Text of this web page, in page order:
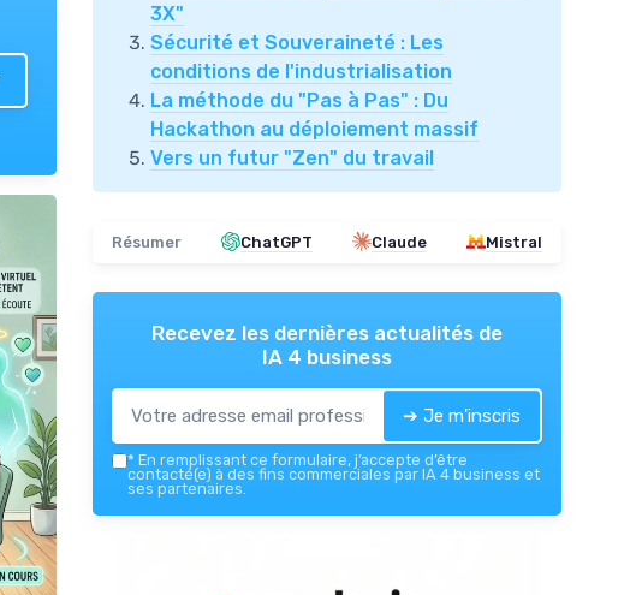
3X"
Sécurité et Souveraineté : Les
conditions de l'industrialisation
La méthode du "Pas à Pas" : Du
Hackathon au déploiement massif
Vers un futur "Zen" du travail
Résumer ChatGPT Claude Mistral
Recevez les dernières actualités de
IA 4 business
➔ Je m'inscris
* En remplissant ce formulaire, j’accepte d’être
contacté(e) à des fins commerciales par IA 4 business et
ses partenaires.